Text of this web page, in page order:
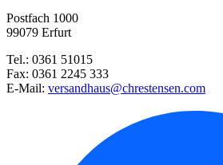
Strauchrose Ile de Fleurs
Stabtomate Harzfeuer, F1
Indisches Blumenrohr Durban
Postfach 1000
99079 Erfurt
Tel.: 0361 51015
Fax: 0361 2245 333
E-Mail: versandhaus@chrestensen.com